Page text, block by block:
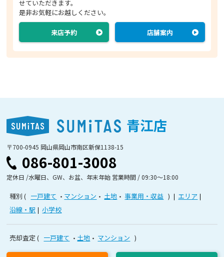
せていただきます。
是非お気軽にお越しください。
来店予約 店舗案内
青江店
〒700-0945 岡山県岡山市南区新保1138-15
086-801-3008
定休日 /水曜日、GW、お盆、年末年始 営業時間 / 09:30〜18:00
種別 一戸建て マンション 土地 事業用・収益
エリア
沿線・駅
小学校
売却査定 一戸建て 土地 マンション